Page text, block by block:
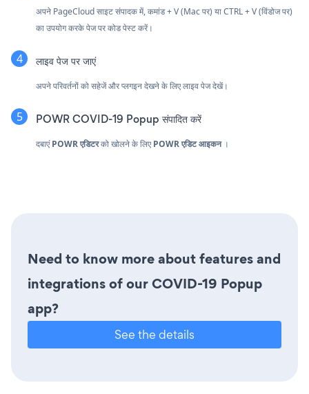
अपने PageCloud साइट संपादक में, कमांड + V (Mac पर) या CTRL + V (विंडोज पर)
का उपयोग करके पेज पर कोड पेस्ट करें।
लाइव पेज पर जाएं
अपने परिवर्तनों को सहेजें और प्लगइन देखने के लिए लाइव पेज देखें।
POWR COVID-19 Popup संपादित करें
दबाएंPOWRएडिटरको खोलने के लिएPOWR एडिट आइकन।
Need to know more about features and
integrations of our COVID-19 Popup
app?
See the details